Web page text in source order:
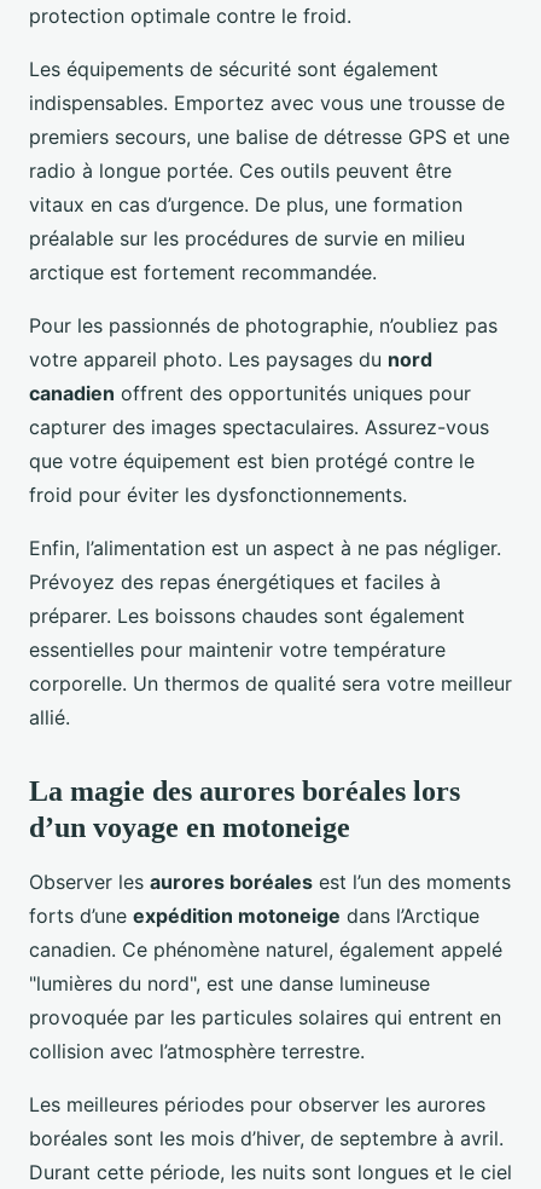
protection optimale contre le froid.
Les équipements de sécurité sont également
indispensables. Emportez avec vous une trousse de
premiers secours, une balise de détresse GPS et une
radio à longue portée. Ces outils peuvent être
vitaux en cas d’urgence. De plus, une formation
préalable sur les procédures de survie en milieu
arctique est fortement recommandée.
Pour les passionnés de photographie, n’oubliez pas
votre appareil photo. Les paysages du nord
canadien offrent des opportunités uniques pour
capturer des images spectaculaires. Assurez-vous
que votre équipement est bien protégé contre le
froid pour éviter les dysfonctionnements.
Enfin, l’alimentation est un aspect à ne pas négliger.
Prévoyez des repas énergétiques et faciles à
préparer. Les boissons chaudes sont également
essentielles pour maintenir votre température
corporelle. Un thermos de qualité sera votre meilleur
allié.
La magie des aurores boréales lors
d’un voyage en motoneige
Observer les aurores boréales est l’un des moments
forts d’une expédition motoneige dans l’Arctique
canadien. Ce phénomène naturel, également appelé
"lumières du nord", est une danse lumineuse
provoquée par les particules solaires qui entrent en
collision avec l’atmosphère terrestre.
Les meilleures périodes pour observer les aurores
boréales sont les mois d’hiver, de septembre à avril.
Durant cette période, les nuits sont longues et le ciel